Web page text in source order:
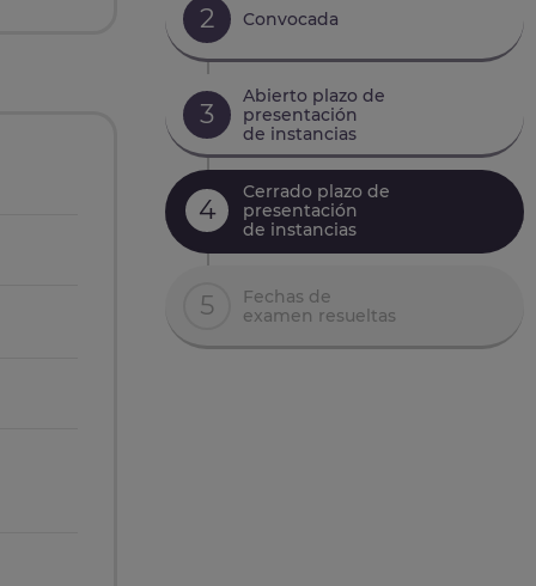
2 Convocada
3
Abierto plazo de
presentación
de instancias
4
Cerrado plazo de
presentación
de instancias
5
Fechas de
examen resueltas